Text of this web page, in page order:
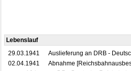
Lebenslauf
29.03.1941
Auslieferung an DRB -
02.04.1941
Abnahme